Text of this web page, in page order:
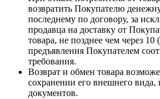
возвратить Покупателю
последнему по договору, за
продавца на доставку от
товара, не позднее чем через 10
предъявления Покупателем
требования.
Возврат и обмен товара
сохранении его внешнего вида,
документов.